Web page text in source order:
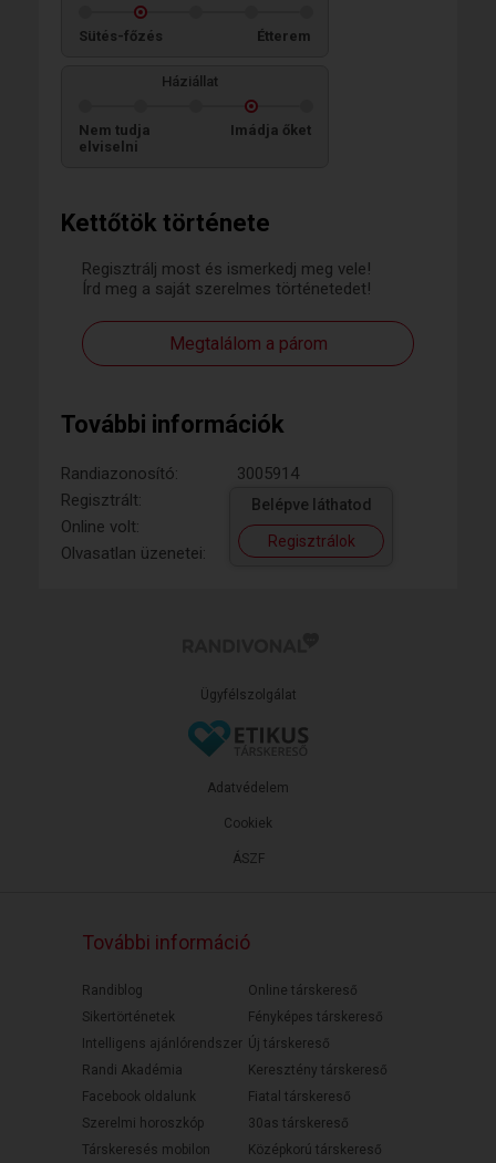
Kettőtök története
Regisztrálj most és ismerkedj meg vele!
Írd meg a saját szerelmes történetedet!
Megtalálom a párom
További információk
Randiazonosító:
3005914
Regisztrált:
Online volt:
Olvasatlan üzenetei:
Belépve láthatod
Regisztrálok
Sütés-főzés Étterem
Háziállat
Nem tudja
elviselni
Imádja őket
Ügyfélszolgálat
ÁSZF
Adatvédelem
Cookiek
További információ
Randiblog
Sikertörténetek
Intelligens ajánlórendszer
Randi Akadémia
Facebook oldalunk
Szerelmi horoszkóp
Társkeresés mobilon
Online társkereső
Fényképes társkereső
Új társkereső
Keresztény társkereső
Fiatal társkereső
30as társkereső
Középkorú társkereső